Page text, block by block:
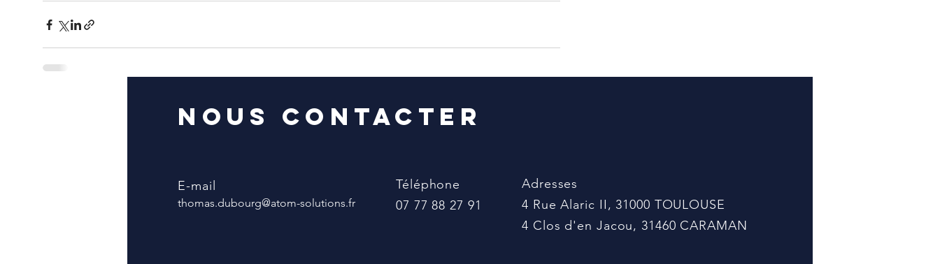
Nous contacter
E-mail
thomas.dubourg@atom-solutions.fr
Téléphone
07 77 88 27 91
Adresses
4 Rue Alaric II, 31000 TOULOUSE
4 Clos d'en Jacou, 31460 CARAMAN